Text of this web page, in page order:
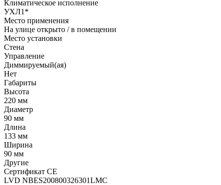
Климатическое исполнение
УХЛ1*
Место применения
На улице открыто / в помещении
Место установки
Стена
Управление
Диммируемый(ая)
Нет
Габариты
Высота
220 мм
Диаметр
90 мм
Длина
133 мм
Ширина
90 мм
Другие
Сертификат CE
LVD NBES200800326301LMC